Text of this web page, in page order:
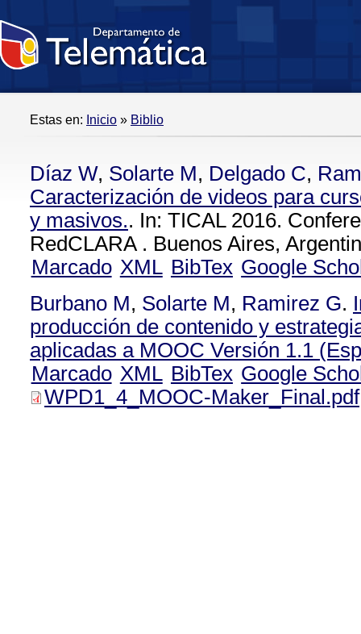
Estas en: Inicio » Biblio
Díaz W, Solarte M, Delgado C,
Caracterización de videos para
y masivos.. In: TICAL 2016.
RedCLARA . Buenos Aires,
Marcado XML BibTex Google
Burbano M, Solarte M, Ramirez G.
producción de contenido y
aplicadas a MOOC Versión 1.1
Marcado XML BibTex Google
WPD1_4_MOOC-Maker_Final.pdf